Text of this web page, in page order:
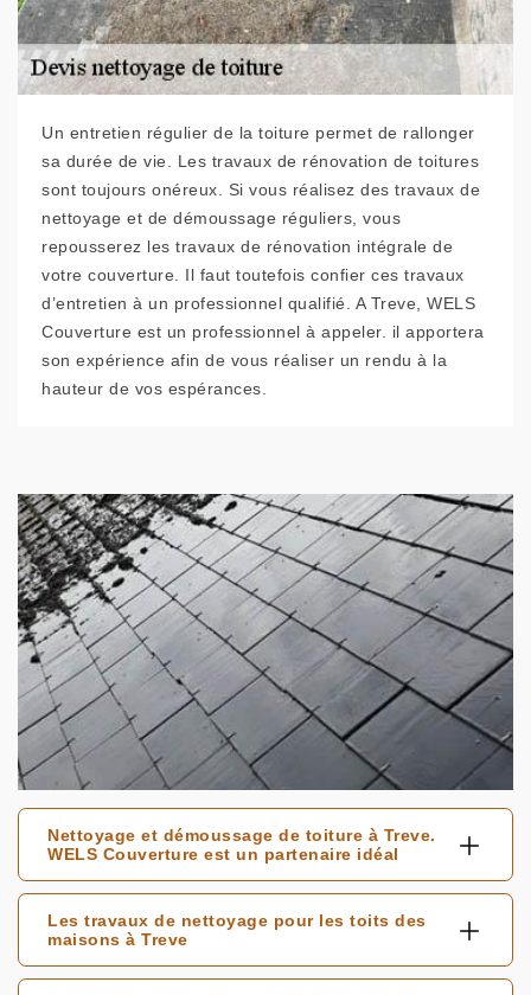
Un entretien régulier de la toiture permet de rallonger
sa durée de vie. Les travaux de rénovation de toitures
sont toujours onéreux. Si vous réalisez des travaux de
nettoyage et de démoussage réguliers, vous
repousserez les travaux de rénovation intégrale de
votre couverture. Il faut toutefois confier ces travaux
d’entretien à un professionnel qualifié. A Treve, WELS
Couverture est un professionnel à appeler. il apportera
son expérience afin de vous réaliser un rendu à la
hauteur de vos espérances.
Nettoyage et démoussage de toiture à Treve.
WELS Couverture est un partenaire idéal
Les travaux de nettoyage pour les toits des
maisons à Treve